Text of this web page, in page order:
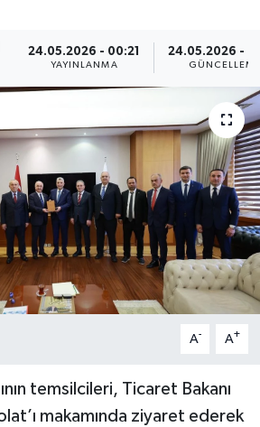
24.05.2026 - 00:21
YAYINLANMA
24.05.2026 -
A- A+
temsilcileri, Ticaret Bakanı
makamında ziyaret ederek